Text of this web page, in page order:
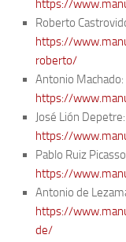
https://
Roberto
https://
roberto/
Antonio Machado:
https://
José Lión Depetre:
https://
Pablo Ruiz
https://
Antonio de
https://
de/